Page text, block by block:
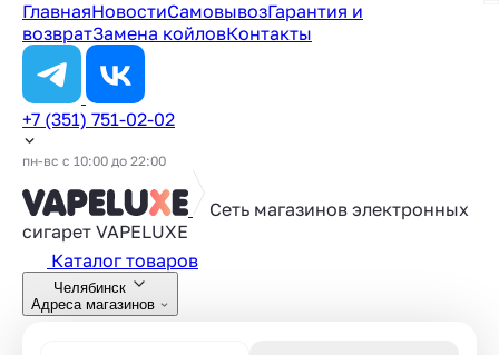
ГлавнаяНовостиСамовывозГарантия и
возвратЗамена койловКонтакты
+7 (351) 751-02-02
пн-вс с 10:00 до 22:00
Сеть магазинов электронных
сигарет VAPELUXE
Каталог товаров
Челябинск
Адреса магазинов